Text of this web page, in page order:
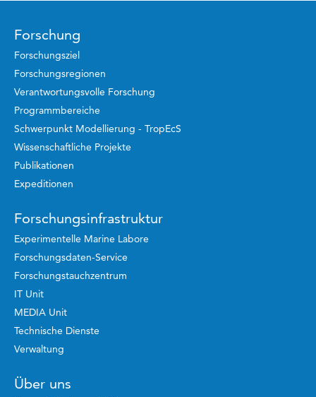
Forschung
Forschungsziel
Forschungsregionen
Verantwortungsvolle Forschung
Programmbereiche
Schwerpunkt Modellierung - TropEcS
Wissenschaftliche Projekte
Publikationen
Expeditionen
Forschungsinfrastruktur
Experimentelle Marine Labore
Forschungsdaten-Service
Forschungstauchzentrum
IT Unit
MEDIA Unit
Technische Dienste
Verwaltung
Über uns